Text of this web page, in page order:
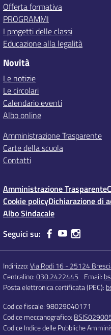
Offerta formativa
PROGRAMMI
I progetti delle classi
Educazione alla legalità
Novità
Le notizie
Le circolari
Calendario eventi
Albo online
Amministrazione Trasparente
Carte della scuola
Contatti
Amministrazione Trasparente
Cookie policyDichiarazione di
Albo Sindacale
Seguici su:
Indirizzo:Via Rodi 16 - 25124
Centralino:030.2422445 Email:
Posta elettronica certificata (PEC):
Codice fiscale: 98029040171
Codice meccanografico:
Codice Indice delle Pubbliche